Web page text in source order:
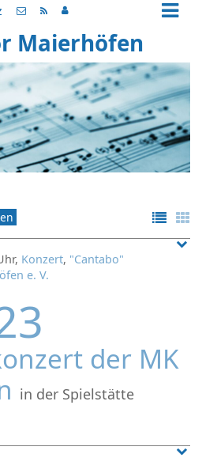
Maierhöfen
Konzert, "Cantabo"
e. V.
der MK
in der Spielstätte